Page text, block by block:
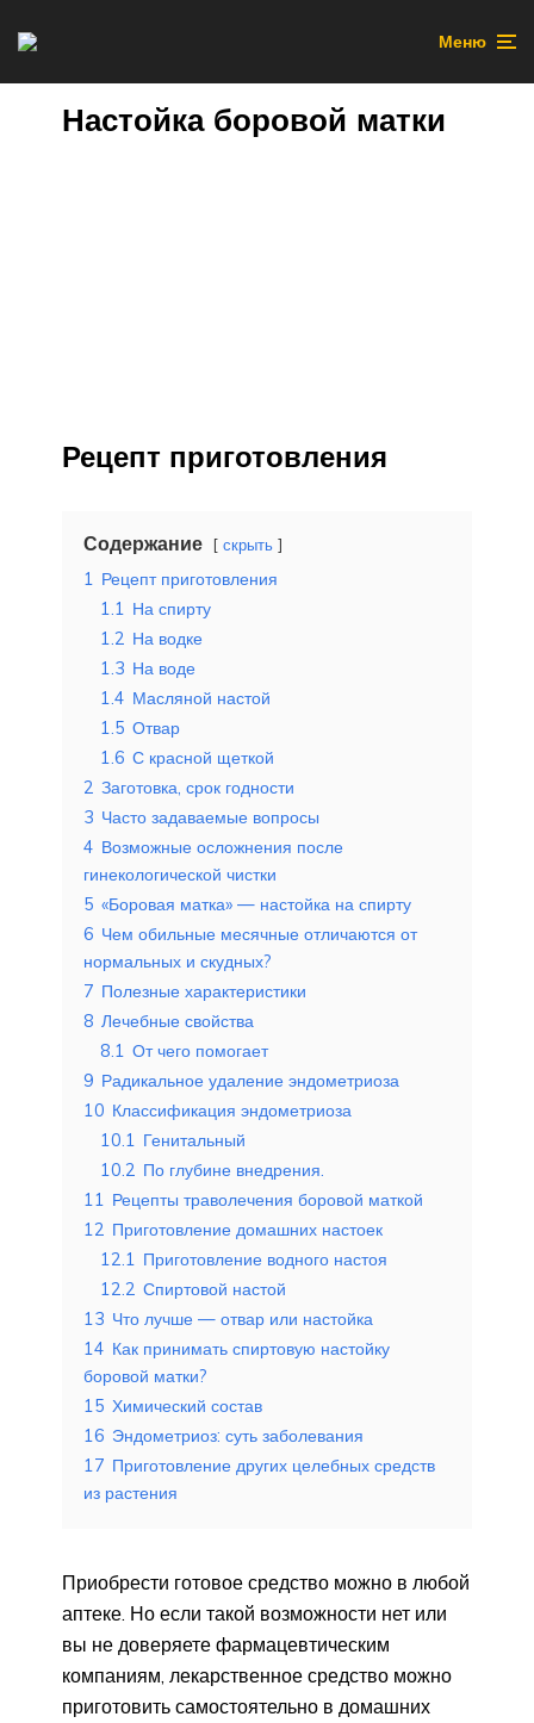
Меню
Настойка боровой матки
Рецепт приготовления
Содержание скрыть
1 Рецепт приготовления
1.1 На спирту
1.2 На водке
1.3 На воде
1.4 Масляной настой
1.5 Отвар
1.6 С красной щеткой
2 Заготовка, срок годности
3 Часто задаваемые вопросы
4 Возможные осложнения после
гинекологической чистки
5 «Боровая матка» — настойка на спирту
6 Чем обильные месячные отличаются от
нормальных и скудных?
7 Полезные характеристики
8 Лечебные свойства
8.1 От чего помогает
9 Радикальное удаление эндометриоза
10 Классификация эндометриоза
10.1 Генитальный
10.2 По глубине внедрения.
11 Рецепты траволечения боровой маткой
12 Приготовление домашних настоек
12.1 Приготовление водного настоя
12.2 Спиртовой настой
13 Что лучше — отвар или настойка
14 Как принимать спиртовую настойку
боровой матки?
15 Химический состав
16 Эндометриоз: суть заболевания
17 Приготовление других целебных средств
из растения
Приобрести готовое средство можно в любой
аптеке. Но если такой возможности нет или
вы не доверяете фармацевтическим
компаниям, лекарственное средство можно
приготовить самостоятельно в домашних